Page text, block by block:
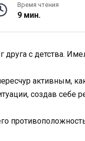
Время чтения
9 мин.
друга с детства.
активным,
создав себе